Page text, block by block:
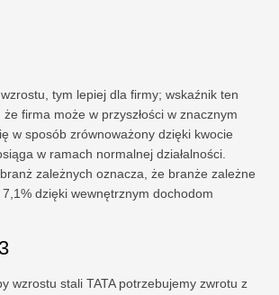
tym lepiej dla firmy; wskaźnik ten
firma może w przyszłości w znacznym
w sposób zrównoważony dzięki kwocie
w ramach normalnej działalności.
zależnych oznacza, że ​​branże zależne
dzięki wewnętrznym dochodom
wzrostu stali TATA potrzebujemy zwrotu z